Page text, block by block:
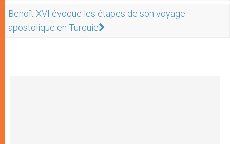
Benoît XVI évoque les étapes de son voyage
apostolique en Turquie